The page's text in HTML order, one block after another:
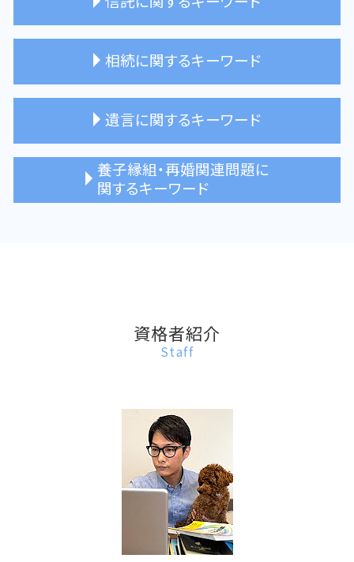
予防法務 司法書士 新宿
会社設立 司法書士 メリット
会社登記 司法書士 新宿区
株式会社 商業登記 費用
家族信託 手続き
家族信託 不動産
家族信託 司法書士
信託契約 相談 司法書士
家族信託 契約書
相続に関するキーワード
相続放棄 司法書士 メリット
相続人申告登記 必要書類
相続登記 司法書士
相続放棄 必要書類
相続人 行方不明
遺言に関するキーワード
遺言書 作成 司法書士
遺言書 サポート 杉並区
自筆証書遺言 サポート
養子縁組・再婚関連問題に
関するキーワード
資格者紹介
Staff